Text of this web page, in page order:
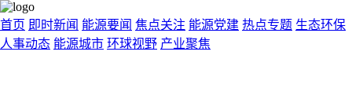
首页 即时新闻 能源要闻 焦点关注 能源党建 热点专题 生态环保
人事动态 能源城市 环球视野 产业聚焦